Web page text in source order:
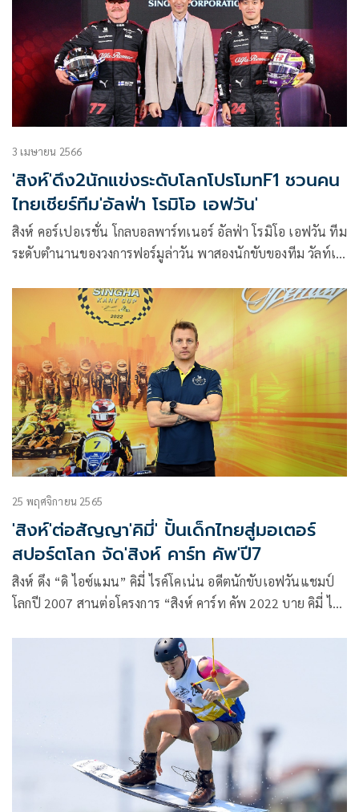
3 เมษายน 2566
'สิงห์'ดึง2นักแข่งระดับโลกโปรโมทF1 ชวนคน
ไทยเชียร์ทีม'อัลฟ่า โรมิโอ เอฟวัน'
สิงห์ คอร์เปอเรชั่น โกลบอลพาร์ทเนอร์ อัลฟ่า โรมิโอ เอฟวัน ทีม
ระดับตำนานของวงการฟอร์มูล่าวัน พาสองนักขับของทีม วัลท์เท
นักขับเอฟวันคนแรกในประวัติศาสตร์ของจีนวัย 24 ปี มาร่วม
โปรโมทการแข่งขันฟอร์มูล่าวัน 2023 พร้อมชวนแฟนมอเตอร์
สปอร์ตชาวไทยร่วมเชียร์อัลฟ่า โรมิโอ เอฟวัน ท่ามกลางแฟน
คลับของทีม และสื่อมวลชนที่มาร่วมงานอย่างคับคั่ง ที่หอประชุม
ใหญ่ บริษัท บุญรอดบริวเวอรี่ จำกัด ถนนสามเสน เมื่อวันที่ 3
เมษายนที่ผ่านมา
25 พฤศจิกายน 2565
'สิงห์'ต่อสัญญา'คิมี่' ปั้นเด็กไทยสู่มอเตอร์
สปอร์ตโลก จัด'สิงห์ คาร์ท คัพ'ปี7
สิงห์ ดึง “ดิ ไอซ์แมน” คิมี่ ไรค์โคเน่น อดีตนักขับเอฟวันแชมป์
โลกปี 2007 สานต่อโครงการ “สิงห์ คาร์ท คัพ 2022 บาย คิมี่ ไรค์
ฟินแลนด์ ในฐานะ “โกลบอล แบรนด์ แอมบาสเดอร์” ของสิงห์